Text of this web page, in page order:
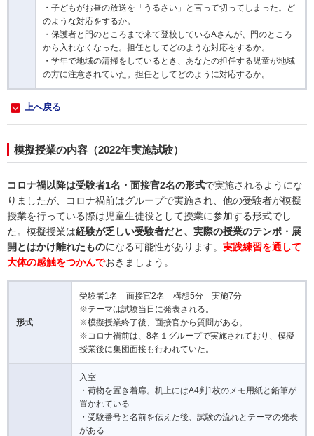
・子どもがお昼の放送を「うるさい」と言って切ってしまった。ど
のような対応をするか。
・保護者と門のところまで来て登校しているAさんが、門のところ
から入れなくなった。担任としてどのような対応をするか。
・学年で地域の清掃をしているとき、あなたの担任する児童が地域
の方に注意されていた。担任としてどのように対応するか。
上へ戻る
模擬授業の内容（2022年実施試験）
コロナ禍以降は受験者1名・面接官2名の形式で実施されるようにな
りましたが、コロナ禍前はグループで実施され、他の受験者が模擬
授業を行っている際は児童生徒役として授業に参加する形式でし
た。模擬授業は経験が乏しい受験者だと、実際の授業のテンポ・展
開とはかけ離れたものになる可能性があります。 実践練習を通して
大体の感触をつかんでおきましょう。
形式
受験者1名 面接官2名 構想5分 実施7分
※テーマは試験当日に発表される。
※模擬授業終了後、面接官から質問がある。
※コロナ禍前は、8名１グループで実施されており、模擬
授業後に集団面接も行われていた。
入室
・荷物を置き着席。机上にはA4判1枚のメモ用紙と鉛筆が
置かれている
・受験番号と名前を伝えた後、試験の流れとテーマの発表
がある